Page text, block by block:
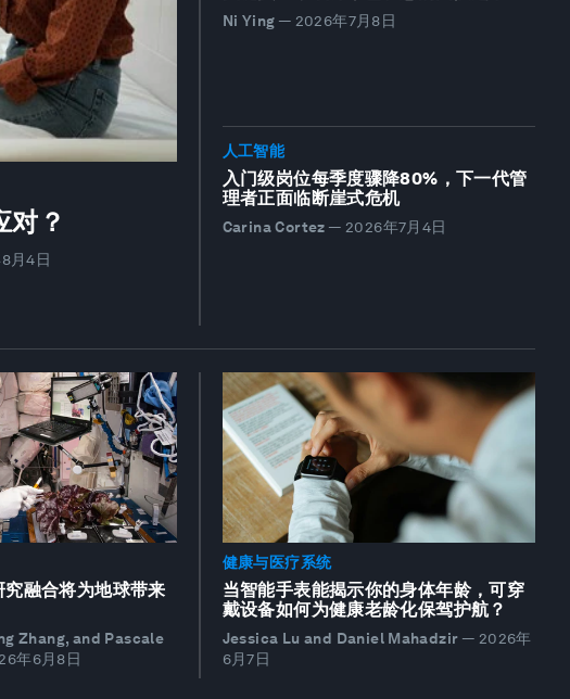
对？
月4日
Ni Ying — 2026年7月8日
人工智能
入门级岗位每季度骤降80%，下一代管
理者正面临断崖式危机
Carina Cortez — 2026年7月4日
融合将为地球带来
Zhang, and Pascale
年6月8日
健康与医疗系统
当智能手表能揭示你的身体年龄，可穿
戴设备如何为健康老龄化保驾护航？
Jessica Lu and Daniel Mahadzir — 2026年
6月7日